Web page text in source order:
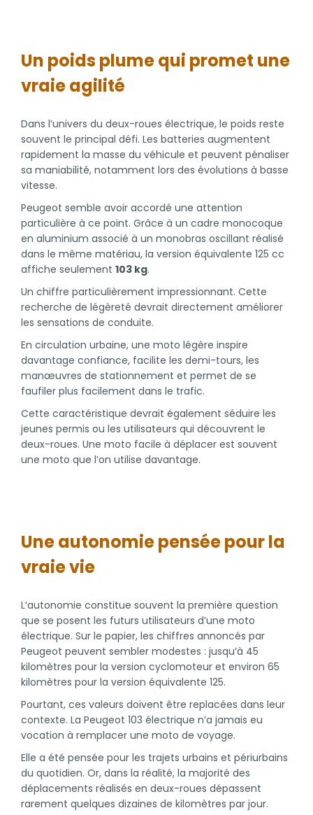
Un poids plume qui promet une
vraie agilité
Dans l’univers du deux-roues électrique, le poids reste
souvent le principal défi. Les batteries augmentent
rapidement la masse du véhicule et peuvent pénaliser
sa maniabilité, notamment lors des évolutions à basse
vitesse.
Peugeot semble avoir accordé une attention
particulière à ce point. Grâce à un cadre monocoque
en aluminium associé à un monobras oscillant réalisé
dans le même matériau, la version équivalente 125 cc
affiche seulement 103 kg.
Un chiffre particulièrement impressionnant. Cette
recherche de légèreté devrait directement améliorer
les sensations de conduite.
En circulation urbaine, une moto légère inspire
davantage confiance, facilite les demi-tours, les
manœuvres de stationnement et permet de se
faufiler plus facilement dans le trafic.
Cette caractéristique devrait également séduire les
jeunes permis ou les utilisateurs qui découvrent le
deux-roues. Une moto facile à déplacer est souvent
une moto que l’on utilise davantage.
Une autonomie pensée pour la
vraie vie
L’autonomie constitue souvent la première question
que se posent les futurs utilisateurs d’une moto
électrique. Sur le papier, les chiffres annoncés par
Peugeot peuvent sembler modestes : jusqu’à 45
kilomètres pour la version cyclomoteur et environ 65
kilomètres pour la version équivalente 125.
Pourtant, ces valeurs doivent être replacées dans leur
contexte. La Peugeot 103 électrique n’a jamais eu
vocation à remplacer une moto de voyage.
Elle a été pensée pour les trajets urbains et périurbains
du quotidien. Or, dans la réalité, la majorité des
déplacements réalisés en deux-roues dépassent
rarement quelques dizaines de kilomètres par jour.